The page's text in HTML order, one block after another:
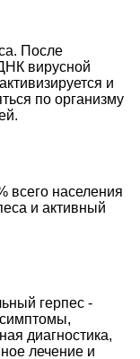
После
вирусной
и
по организму
всего населения
и активный